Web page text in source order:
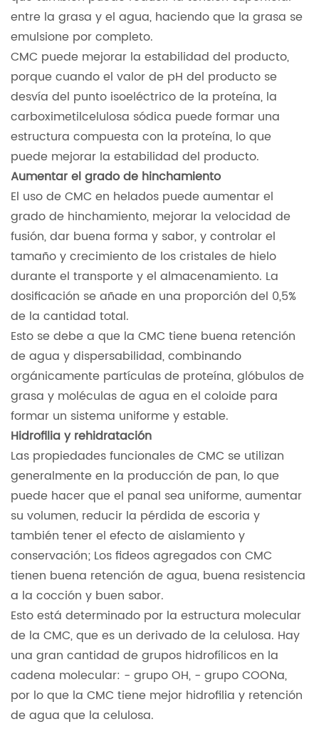
entre la grasa y el agua, haciendo que la grasa se
emulsione por completo.
CMC puede mejorar la estabilidad del producto,
porque cuando el valor de pH del producto se
desvía del punto isoeléctrico de la proteína, la
carboximetilcelulosa sódica puede formar una
estructura compuesta con la proteína, lo que
puede mejorar la estabilidad del producto.
Aumentar el grado de hinchamiento
El uso de CMC en helados puede aumentar el
grado de hinchamiento, mejorar la velocidad de
fusión, dar buena forma y sabor, y controlar el
tamaño y crecimiento de los cristales de hielo
durante el transporte y el almacenamiento. La
dosificación se añade en una proporción del 0,5%
de la cantidad total.
Esto se debe a que la CMC tiene buena retención
de agua y dispersabilidad, combinando
orgánicamente partículas de proteína, glóbulos de
grasa y moléculas de agua en el coloide para
formar un sistema uniforme y estable.
Hidrofilia y rehidratación
Las propiedades funcionales de CMC se utilizan
generalmente en la producción de pan, lo que
puede hacer que el panal sea uniforme, aumentar
su volumen, reducir la pérdida de escoria y
también tener el efecto de aislamiento y
conservación; Los fideos agregados con CMC
tienen buena retención de agua, buena resistencia
a la cocción y buen sabor.
Esto está determinado por la estructura molecular
de la CMC, que es un derivado de la celulosa. Hay
una gran cantidad de grupos hidrofílicos en la
cadena molecular: - grupo OH, - grupo COONa,
por lo que la CMC tiene mejor hidrofilia y retención
de agua que la celulosa.